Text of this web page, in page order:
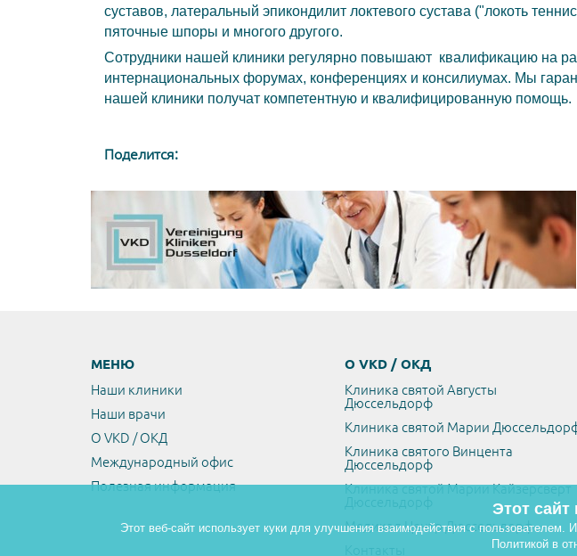
суставов, латеральный эпикондилит локтевого сустава ("локоть
пяточные шпоры и многого другого.
Сотрудники нашей клиники регулярно повышают квалификацию на
интернациональных форумах, конференциях и консилиумах. Мы
нашей клиники получат компетентную и квалифицированную помощь.
Поделится:
МЕНЮ
Наши клиники
Наши врачи
О VKD / ОКД
Международный офис
Полезная информация
О VKD / ОКД
Клиника святой Августы
Дюссельдорф
Клиника святой Марии
Клиника святого Винцента
Дюссельдорф
Клиника святой Марии Кайзерсверт
Дюссельдорф
Медикал Центр Дюссельдорф
Контакты
Этот сайт
Этот веб-сайт использует куки для улучшения взаимодействия с
Политикой в